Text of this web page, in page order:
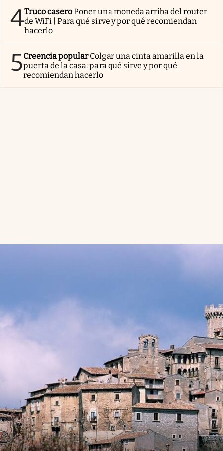
4Truco caseroPoner una moneda arriba del router
de WiFi | Para qué sirve y por qué recomiendan
hacerlo
5Creencia popularColgar una cinta amarilla en la
puerta de la casa: para qué sirve y por qué
recomiendan hacerlo